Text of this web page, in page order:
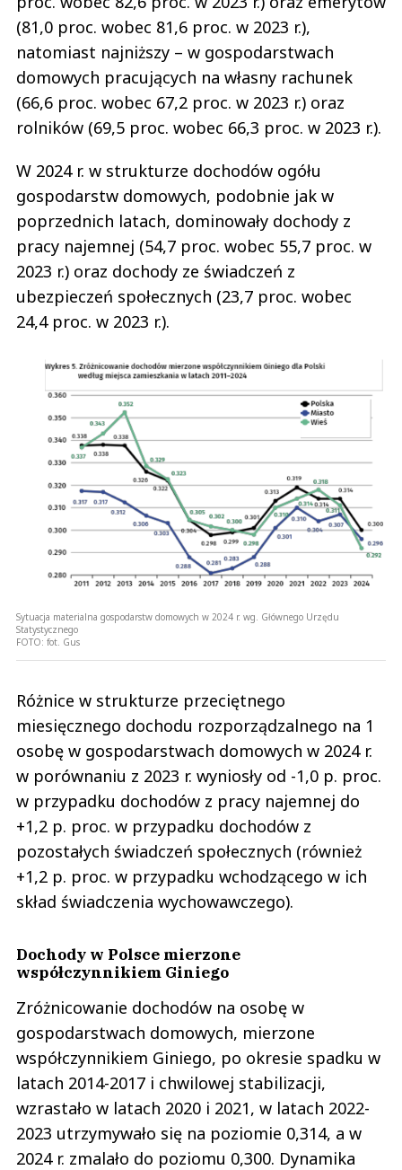
(81,0 proc. wobec 81,6 proc. w 2023 r.),
natomiast najniższy – w gospodarstwach
domowych pracujących na własny rachunek
(66,6 proc. wobec 67,2 proc. w 2023 r.) oraz
rolników (69,5 proc. wobec 66,3 proc. w 2023 r.).
W 2024 r. w strukturze dochodów ogółu
gospodarstw domowych, podobnie jak w
poprzednich latach, dominowały dochody z
pracy najemnej (54,7 proc. wobec 55,7 proc. w
2023 r.) oraz dochody ze świadczeń z
ubezpieczeń społecznych (23,7 proc. wobec
24,4 proc. w 2023 r.).
Sytuacja materialna gospodarstw domowych w 2024 r. wg. Głównego Urzędu
Statystycznego
FOTO: fot. Gus
Różnice w strukturze przeciętnego
miesięcznego dochodu rozporządzalnego na 1
osobę w gospodarstwach domowych w 2024 r.
w porównaniu z 2023 r. wyniosły od -1,0 p. proc.
w przypadku dochodów z pracy najemnej do
+1,2 p. proc. w przypadku dochodów z
pozostałych świadczeń społecznych (również
+1,2 p. proc. w przypadku wchodzącego w ich
skład świadczenia wychowawczego).
Dochody w Polsce mierzone
współczynnikiem Giniego
Zróżnicowanie dochodów na osobę w
gospodarstwach domowych, mierzone
współczynnikiem Giniego, po okresie spadku w
latach 2014-2017 i chwilowej stabilizacji,
wzrastało w latach 2020 i 2021, w latach 2022-
2023 utrzymywało się na poziomie 0,314, a w
2024 r. zmalało do poziomu 0,300. Dynamika